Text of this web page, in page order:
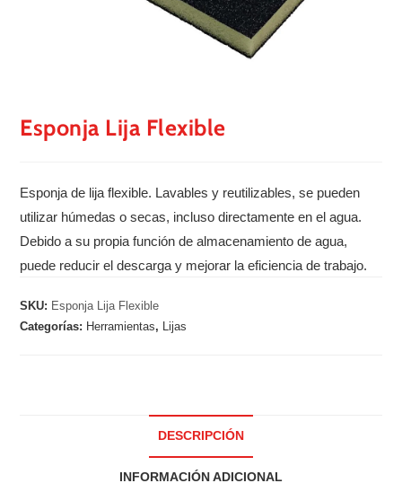
Esponja Lija Flexible
Esponja de lija flexible. Lavables y reutilizables, se pueden
utilizar húmedas o secas, incluso directamente en el agua.
Debido a su propia función de almacenamiento de agua,
puede reducir el descarga y mejorar la eficiencia de trabajo.
SKU: Esponja Lija Flexible
Categorías: Herramientas, Lijas
DESCRIPCIÓN
INFORMACIÓN ADICIONAL